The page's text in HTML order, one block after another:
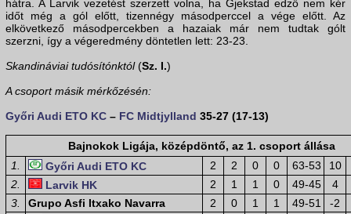
hátra. A Larvik vezetést szerzett volna, ha Gjekstad edző nem kér
időt még a gól előtt, tizennégy másodperccel a vége előtt. Az
elkövetkező másodpercekben a hazaiak már nem tudtak gólt
szerzni, így a végeredmény döntetlen lett: 23-23.
Skandináviai tudósítónktól(Sz. I.)
A csoport másik mérkőzésén:
Győri Audi ETO KC – FC Midtjylland 35-27 (17-13)
Bajnokok Ligája, középdöntő, az 1. csoport állása
1.
Győri Audi ETO KC 2 2 0 0 63-53
10
2.
Larvik HK 2 1 1 0 49-45
4
3.
Grupo Asfi Itxako Navarra 2 0 1 1 49-51
-2